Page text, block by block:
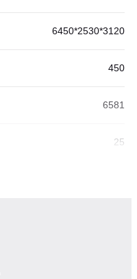
6450*2530*3120
450
6581
25